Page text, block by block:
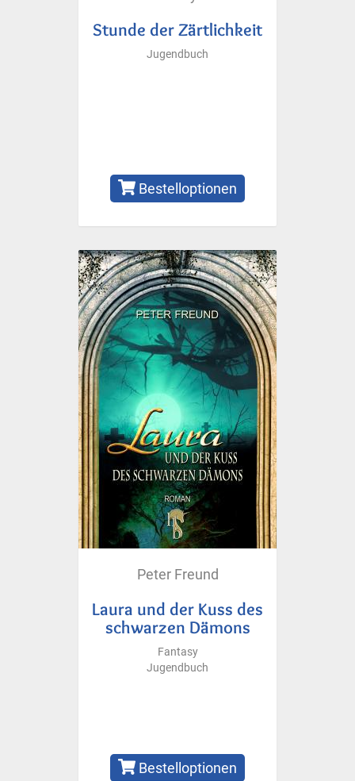
Stunde der Zärtlichkeit
Jugendbuch
Bestelloptionen
Peter Freund
Laura und der Kuss des
schwarzen Dämons
Fantasy
Jugendbuch
Bestelloptionen